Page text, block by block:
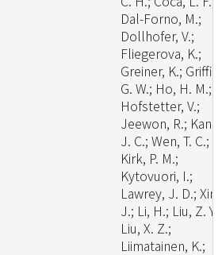
Dal-Forno, M.;
Dollhofer, V.;
Fliegerova, K.;
Greiner, K.;
G. W.; Ho, H. M.;
Hofstetter, V.;
Jeewon, R.; Kang,
J. C.; Wen, T. C.;
Kirk, P. M.;
Kytovuori, I.;
Lawrey, J. D.;
J.; Li, H.; Liu, Z. Y.;
Liu, X. Z.;
Liimatainen, K.;